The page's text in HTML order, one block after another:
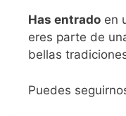
Has entrado en
eres parte de
bellas
Puedes